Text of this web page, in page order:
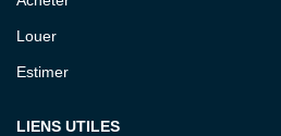
Louer
Estimer
LIENS UTILES